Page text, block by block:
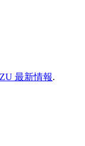
最新情報.